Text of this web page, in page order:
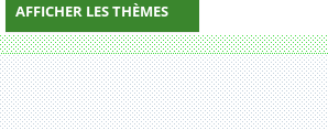
AFFICHER LES THÈMES